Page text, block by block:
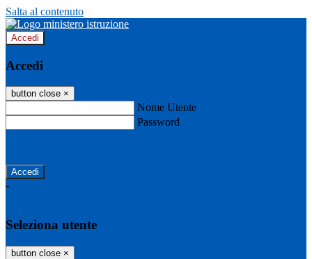
Salta al contenuto
Accedi
Accedi
button close ×
Nome Utente
Password
-
Seleziona utente
button close ×